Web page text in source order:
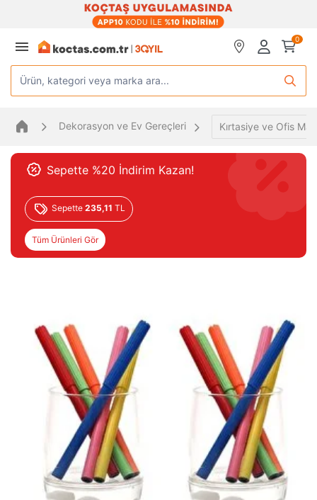
0
Ürün, kategori veya marka ara...
Dekorasyon ve Ev Gereçleri Kırtasiye ve Ofis
Sepette %20 İndirim Kazan!
Sepette 235,11 TL
Tüm Ürünleri Gör